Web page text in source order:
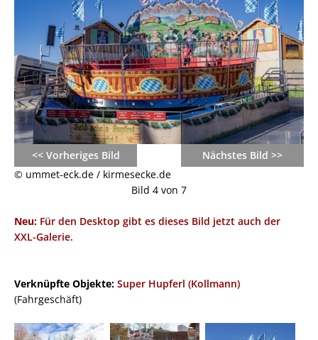
<< Vorheriges Bild
Nächstes Bild >>
© ummet-eck.de / kirmesecke.de
Bild 4 von 7
Neu: Für den Desktop gibt es dieses Bild jetzt auch der
XXL-Galerie.
Verknüpfte Objekte: Super Hupferl (Kollmann)
(Fahrgeschäft)